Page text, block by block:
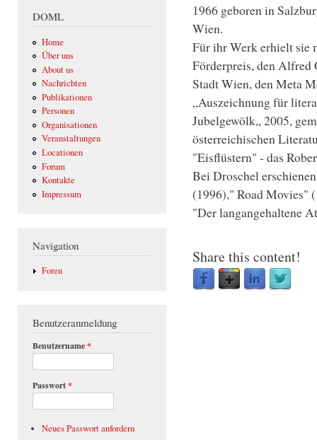
DOML
Home
Über uns
About us
Nachrichten
Publikationen
Personen
Organisationen
Veranstaltungen
Locationen
Forum
Kontakte
Impressum
Navigation
Foren
Benutzeranmeldung
Benutzername*
Passwort*
Neues Passwort anfordern
1966 geboren in
Wien.
Für ihr Werk erhielt sie
Förderpreis, den Alfred
Stadt Wien, den Meta
,,Auszeichnung für
Jubelgewölk,, 2005,
österreichischen
"Eisflüstern" - das
Bei Droschel
(1996)," Road Movies"
"Der langangehaltene
Share this content!